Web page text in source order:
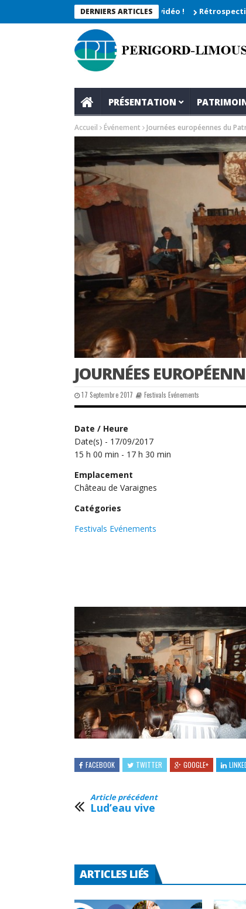
DERNIERS ARTICLES
moments enregistrés en vidéo ! Rétrospective du
PRÉSENTATION
Accueil Événement Journées européennes du
JOURNÉES
17 Septembre 2017 Festivals Evénements
Date / Heure
Date(s) - 17/09/2017
15 h 00 min - 17 h 30 min
Emplacement
Château de Varaignes
Catégories
Festivals Evénements
FACEBOOK TWITTER GOOGLE+
Article précédent
Lud’eau vive
ARTICLES LIÉS